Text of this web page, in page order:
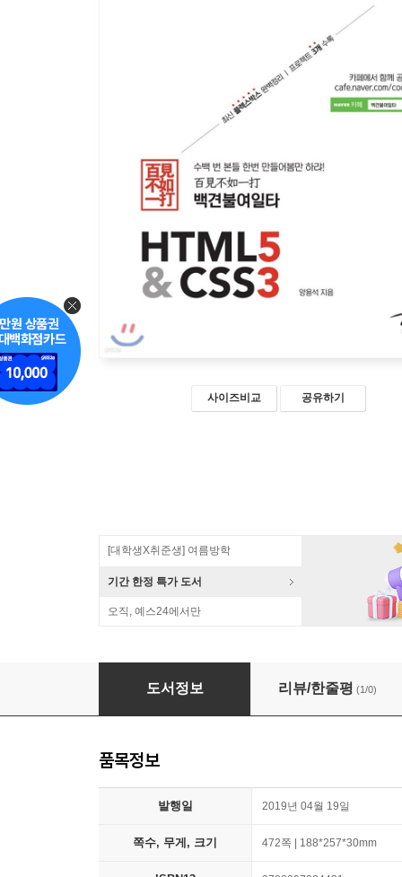
사이즈비교 공유하기
[대학생X취준생] 여름방학
기간 한정 특가 도서
오직, 예스24에서만
백견불여일타 HTML5&CSS3
도서정보 리뷰/한줄평 (1/0)
품목정보
발행일 2019년 04월 19일
쪽수, 무게, 크기 472쪽 | 188*257*30mm